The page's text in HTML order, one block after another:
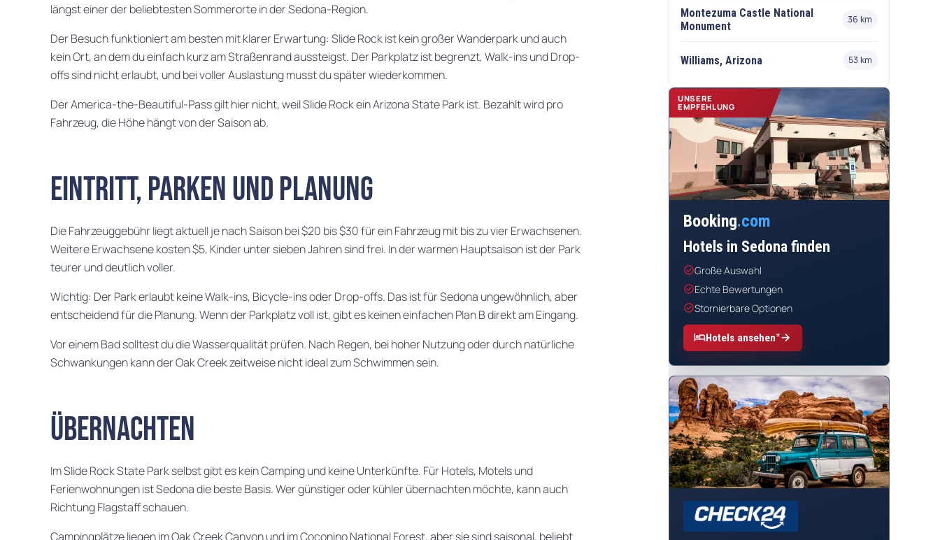
längst einer der beliebtesten Sommerorte in der Sedona-Region.
Der Besuch funktioniert am besten mit klarer Erwartung: Slide Rock ist kein großer Wanderpark und auch
kein Ort, an dem du einfach kurz am Straßenrand aussteigst. Der Parkplatz ist begrenzt, Walk-ins und Drop-
offs sind nicht erlaubt, und bei voller Auslastung musst du später wiederkommen.
Der America-the-Beautiful-Pass gilt hier nicht, weil Slide Rock ein Arizona State Park ist. Bezahlt wird pro
Fahrzeug, die Höhe hängt von der Saison ab.
Eintritt, Parken und Planung
Die Fahrzeuggebühr liegt aktuell je nach Saison bei $20 bis $30 für ein Fahrzeug mit bis zu vier Erwachsenen.
Weitere Erwachsene kosten $5, Kinder unter sieben Jahren sind frei. In der warmen Hauptsaison ist der Park
teurer und deutlich voller.
Wichtig: Der Park erlaubt keine Walk-ins, Bicycle-ins oder Drop-offs. Das ist für Sedona ungewöhnlich, aber
entscheidend für die Planung. Wenn der Parkplatz voll ist, gibt es keinen einfachen Plan B direkt am Eingang.
Vor einem Bad solltest du die Wasserqualität prüfen. Nach Regen, bei hoher Nutzung oder durch natürliche
Schwankungen kann der Oak Creek zeitweise nicht ideal zum Schwimmen sein.
Übernachten
Im Slide Rock State Park selbst gibt es kein Camping und keine Unterkünfte. Für Hotels, Motels und
Ferienwohnungen ist Sedona die beste Basis. Wer günstiger oder kühler übernachten möchte, kann auch
Richtung Flagstaff schauen.
Campingplätze liegen im Oak Creek Canyon und im Coconino National Forest, aber sie sind saisonal, beliebt
Montezuma Castle National
Monument
36 km
Williams, Arizona 53 km
UNSERE
EMPFEHLUNG
Booking.com
Hotels in Sedona finden
check_circleGroße Auswahl
check_circleEchte Bewertungen
check_circleStornierbare Optionen
hotelHotels ansehen*arrow_forward
CHECK24